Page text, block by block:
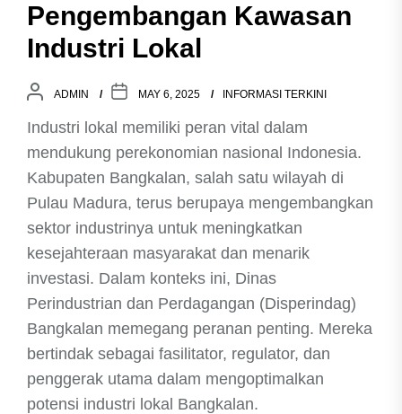
Pengembangan Kawasan
Industri Lokal
ADMIN MAY 6, 2025 INFORMASI TERKINI
Industri lokal memiliki peran vital dalam
mendukung perekonomian nasional Indonesia.
Kabupaten Bangkalan, salah satu wilayah di
Pulau Madura, terus berupaya mengembangkan
sektor industrinya untuk meningkatkan
kesejahteraan masyarakat dan menarik
investasi. Dalam konteks ini, Dinas
Perindustrian dan Perdagangan (Disperindag)
Bangkalan memegang peranan penting. Mereka
bertindak sebagai fasilitator, regulator, dan
penggerak utama dalam mengoptimalkan
potensi industri lokal Bangkalan.